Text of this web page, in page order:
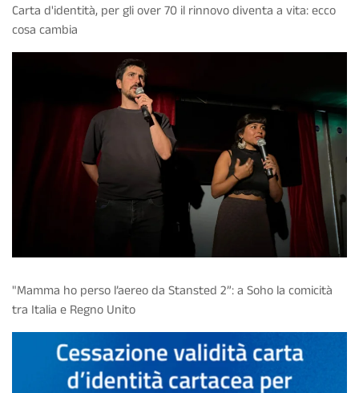
Carta d'identità, per gli over 70 il rinnovo diventa a vita: ecco
cosa cambia
"Mamma ho perso l’aereo da Stansted 2”: a Soho la comicità
tra Italia e Regno Unito